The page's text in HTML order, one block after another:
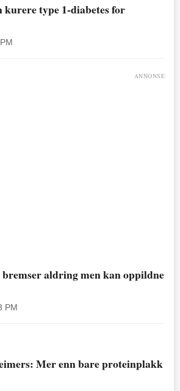
type 1-diabetes for
ANNONSE
aldring men kan oppildne
PM
Mer enn bare proteinplakk